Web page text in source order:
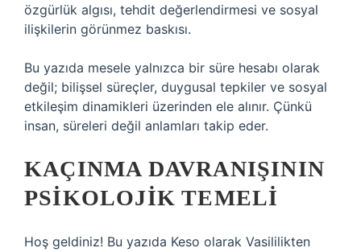
özgürlük algısı, tehdit değerlendirmesi ve sosyal
ilişkilerin görünmez baskısı.
Bu yazıda mesele yalnızca bir süre hesabı olarak
değil; bilişsel süreçler, duygusal tepkiler ve sosyal
etkileşim dinamikleri üzerinden ele alınır. Çünkü
insan, süreleri değil anlamları takip eder.
KAÇINMA DAVRANIŞININ
PSIKOLOJIK TEMELI
Hoş geldiniz! Bu yazıda Keso olarak Vasililikten